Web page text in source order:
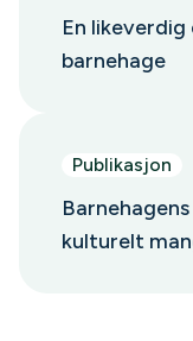
En
barnehage
Publikasjon
kulturelt